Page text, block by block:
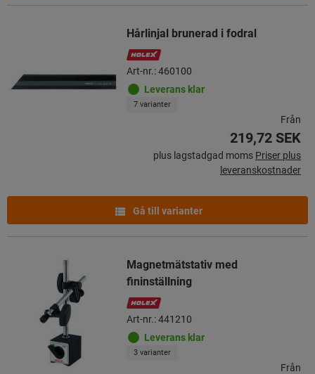
Hårlinjal brunerad i fodral
Art-nr.: 460100
Leverans klar
7 varianter
Från
219,72 SEK
plus lagstadgad moms Priser plus
leveranskostnader
Gå till varianter
Magnetmätstativ med
fininställning
Art-nr.: 441210
Leverans klar
3 varianter
Från